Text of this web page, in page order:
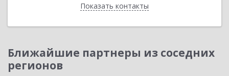
Показать контакты
Назад
Ближайшие партнеры из соседних
регионов